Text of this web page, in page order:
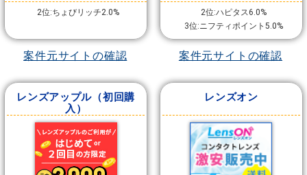
2位:ちょびリッチ2.0%
案件元サイトの確認
2位:ハピタス6.0%
3位:ニフティポイント5.0%
案件元サイトの確認
レンズアップル（初回購
入）
レンズオン